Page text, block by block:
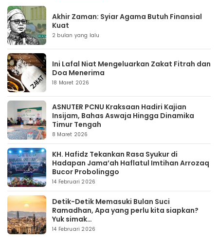
Akhir Zaman: Syiar Agama Butuh Finansial
Kuat
2 bulan yang lalu
Ini Lafal Niat Mengeluarkan Zakat Fitrah dan
Doa Menerima
18 Maret 2026
ASNUTER PCNU Kraksaan Hadiri Kajian
Insijam, Bahas Aswaja Hingga Dinamika
Timur Tengah
8 Maret 2026
KH. Hafidz Tekankan Rasa Syukur di
Hadapan Jama’ah Haflatul Imtihan Arrozaq
Bucor Probolinggo
14 Februari 2026
Detik-Detik Memasuki Bulan Suci
Ramadhan, Apa yang perlu kita siapkan?
Yuk simak…
14 Februari 2026